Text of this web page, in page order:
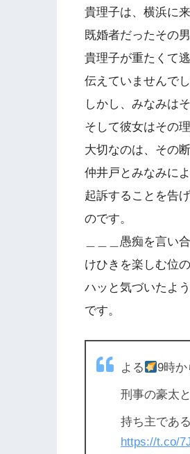
貴理子は、横浜に
既婚者だったその
貴理子が重たくて
伝えていませんでし
しかし、みなみは
そして彼女はその
大切なのは、その
仲井戸とみなみに
起訴することを告
のです。
＿＿＿愚痴を言い
けひきを楽しむ位
ハッと気づいたよ
です。
よる 9時
刑事の豪太
持ち主であ
https://t.co/